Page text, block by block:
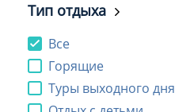
Тип отдыха
Все
Горящие
Туры выходного дня